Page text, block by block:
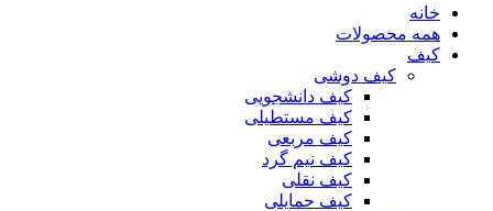
خانه
همه محصولات
کیف
کیف دوشی
کیف دانشجویی
کیف مستطیلی
کیف مربعی
کیف نیم گرد
کیف نقلی
کیف حمایلی